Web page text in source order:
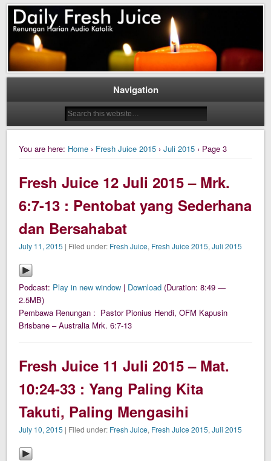
Daily Fresh Juice
Daily Fresh Juice Renungan Harian Katolik Menyejukkan dan Menyegarkan
Navigation
You are here: Home › Fresh Juice 2015 ›Juli 2015 › Page 3
Fresh Juice 12 Juli 2015 – Mrk.
6:7-13 : Pentobat yang Sederhana
dan Bersahabat
July 11, 2015 | Filed under: Fresh Juice, Fresh Juice 2015,Juli 2015
Podcast: Play in new window | Download (Duration: 8:49 —
2.5MB)
Pembawa Renungan : Pastor Pionius Hendi, OFM Kapusin
Brisbane – Australia Mrk. 6:7-13
Fresh Juice 11 Juli 2015 – Mat.
10:24-33 : Yang Paling Kita
Takuti, Paling Mengasihi
July 10, 2015 | Filed under: Fresh Juice, Fresh Juice 2015,Juli 2015